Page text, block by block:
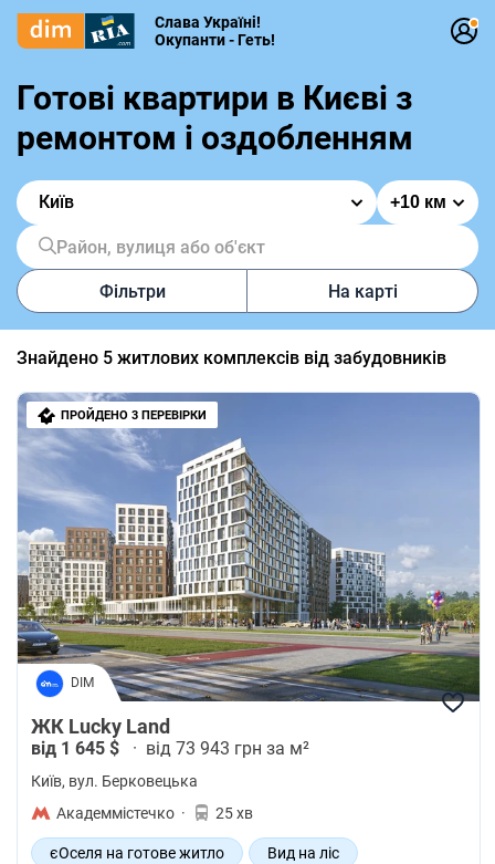
Слава Україні!
Окупанти - Геть!
Готові квартири в Києві з
ремонтом і оздобленням
Київ
Район, вулиця або об'єкт
Фільтри На карті
Знайдено 5 житлових комплексів від забудовників
ПРОЙДЕНО 3 ПЕРЕВІРКИ
DIM
ЖК Lucky Land
від 1 645 $ · від 73 943 грн за м²
Київ, вул. Берковецька
Академмістечко · 25 хв
єОселя на готове житло
Вид на ліс